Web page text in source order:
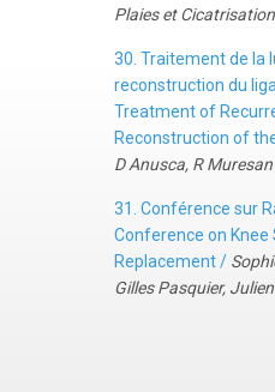
Plaies et
30. Traitement de la
reconstruction du
Treatment of
Reconstruction of
D Anusca, R
31. Conférence sur
Conference on
Replacement /
Gilles Pasquier,